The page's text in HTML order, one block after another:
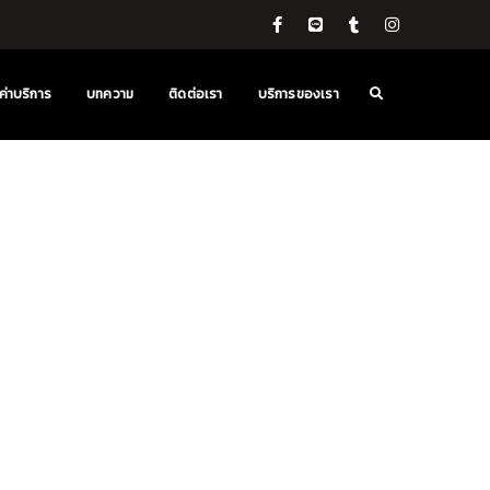
าบริการ บทความ ติดต่อเรา บริการของเรา